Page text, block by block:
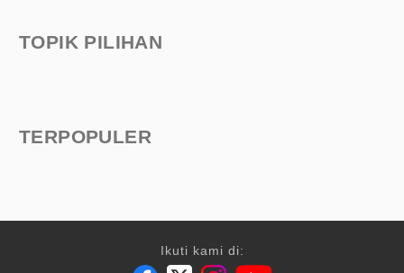
TOPIK PILIHAN
TERPOPULER
Ikuti kami di: